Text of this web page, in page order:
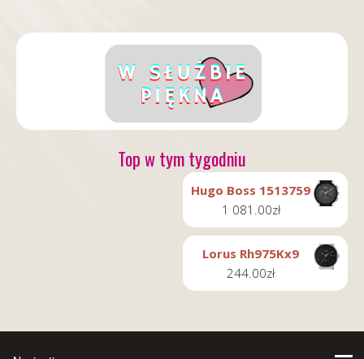
Top w tym tygodniu
Hugo Boss 1513759
1 081.00zł
Lorus Rh975Kx9
244.00zł